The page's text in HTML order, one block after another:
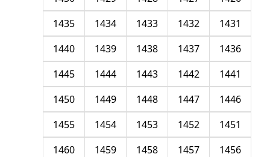
1431
1432
1433
1434
1435
1436
1437
1438
1439
1440
1441
1442
1443
1444
1445
1446
1447
1448
1449
1450
1451
1452
1453
1454
1455
1456
1457
1458
1459
1460